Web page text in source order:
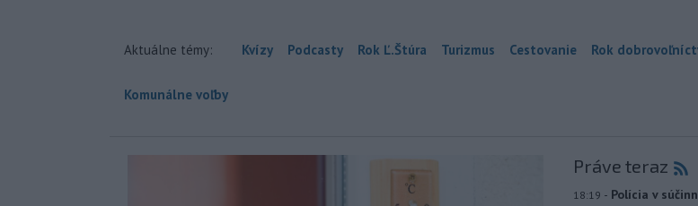
Aktuálne témy: Kvízy Podcasty Rok Ľ.Štúra Turizmus Cestovanie Rok
Komunálne voľby
Práve teraz
18:19 - Polícia v